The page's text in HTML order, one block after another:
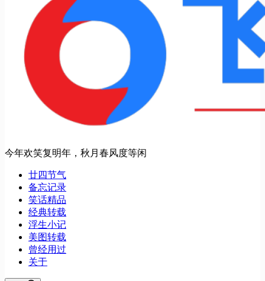
今年欢笑复明年，秋月春风度等闲
廿四节气
备忘记录
笑话精品
经典转载
浮生小记
美图转载
曾经用过
关于